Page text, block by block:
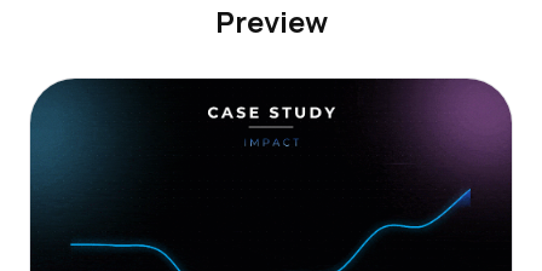
Preview